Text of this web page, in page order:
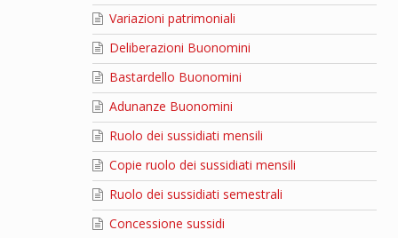
Variazioni patrimoniali
Deliberazioni Buonomini
Bastardello Buonomini
Adunanze Buonomini
Ruolo dei sussidiati mensili
Copie ruolo dei sussidiati mensili
Ruolo dei sussidiati semestrali
Concessione sussidi